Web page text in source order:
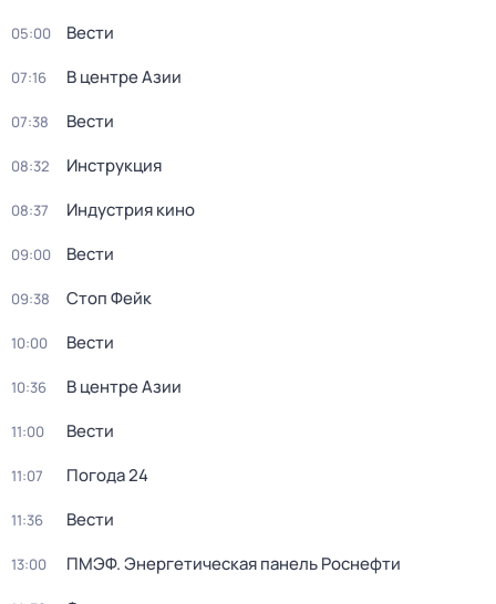
05:00 Вести
07:16 В центре Азии
07:38 Вести
08:32 Инструкция
08:37 Индустрия кино
09:00 Вести
09:38 Стоп Фейк
10:00 Вести
10:36 В центре Азии
11:00 Вести
11:07 Погода 24
11:36 Вести
13:00 ПМЭФ. Энергетическая панель Роснефти